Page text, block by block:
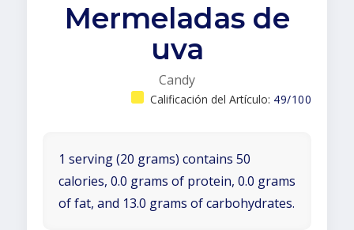
Mermeladas de
uva
Candy
Calificación del Artículo: 49/100
1 serving (20 grams) contains 50
calories, 0.0 grams of protein, 0.0 grams
of fat, and 13.0 grams of carbohydrates.